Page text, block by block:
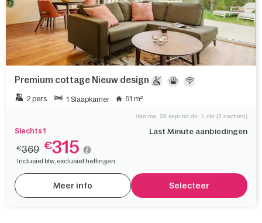
Premium cottage Nieuw design
2 pers. 1 Slaapkamer 51 m²
Slechts 1 Last Minute aanbiedingen
Van ma. 28 sept tot do. 1 okt (3 nachten)
€369 €315
Inclusief btw, exclusief heffingen.
Meer info Selecteer